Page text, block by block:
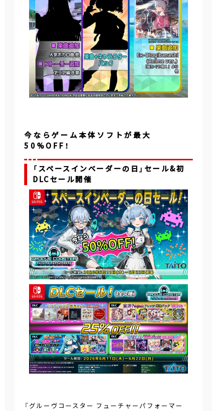
今ならゲーム本体ソフトが最大
50%OFF！
「スペースインベーダーの日」セール&初
DLCセール開催
『グルーヴコースター フューチャーパフォーマー